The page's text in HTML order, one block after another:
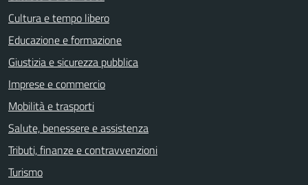
Cultura e tempo libero
Educazione e formazione
Giustizia e sicurezza pubblica
Imprese e commercio
Mobilità e trasporti
Salute, benessere e assistenza
Tributi, finanze e contravvenzioni
Turismo